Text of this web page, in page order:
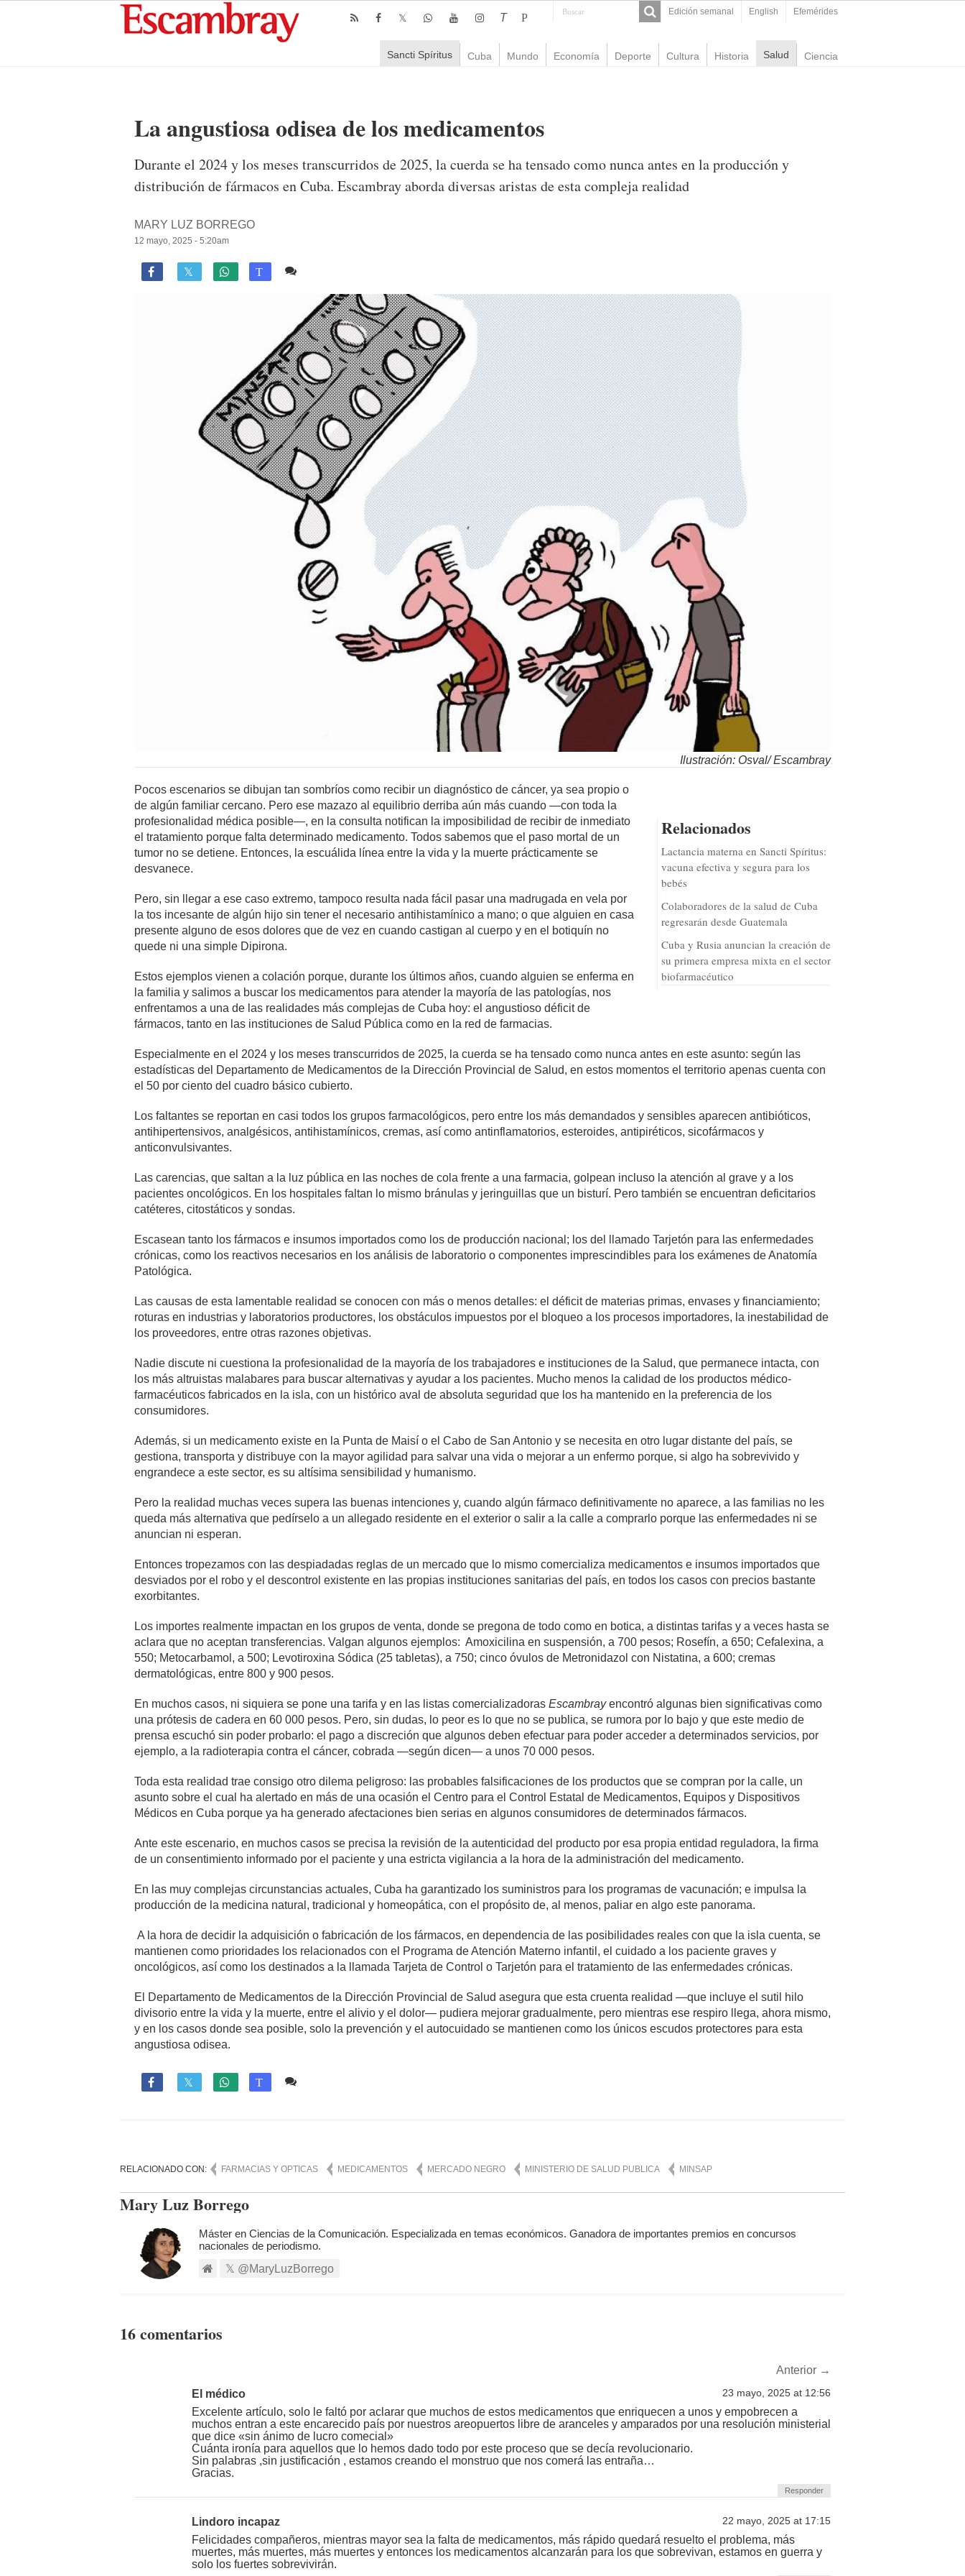
Edición semanal English Efemérides
T P
Sancti Spíritus Cuba Mundo Economía Deporte Cultura Historia Salud Ciencia
La angustiosa odisea de los medicamentos
Durante el 2024 y los meses transcurridos de 2025, la cuerda se ha tensado como nunca antes en la producción y
distribución de fármacos en Cuba. Escambray aborda diversas aristas de esta compleja realidad
MARY LUZ BORREGO
12 mayo, 2025 - 5:20am
 T
Ilustración: Osval/ Escambray
Relacionados
Lactancia materna en Sancti Spíritus:
vacuna efectiva y segura para los
bebés
Colaboradores de la salud de Cuba
regresarán desde Guatemala
Cuba y Rusia anuncian la creación de
su primera empresa mixta en el sector
biofarmacéutico
Pocos escenarios se dibujan tan sombríos como recibir un diagnóstico de cáncer, ya sea propio o
de algún familiar cercano. Pero ese mazazo al equilibrio derriba aún más cuando —con toda la
profesionalidad médica posible—, en la consulta notifican la imposibilidad de recibir de inmediato
el tratamiento porque falta determinado medicamento. Todos sabemos que el paso mortal de un
tumor no se detiene. Entonces, la escuálida línea entre la vida y la muerte prácticamente se
desvanece.
Pero, sin llegar a ese caso extremo, tampoco resulta nada fácil pasar una madrugada en vela por
la tos incesante de algún hijo sin tener el necesario antihistamínico a mano; o que alguien en casa
presente alguno de esos dolores que de vez en cuando castigan al cuerpo y en el botiquín no
quede ni una simple Dipirona.
Estos ejemplos vienen a colación porque, durante los últimos años, cuando alguien se enferma en
la familia y salimos a buscar los medicamentos para atender la mayoría de las patologías, nos
enfrentamos a una de las realidades más complejas de Cuba hoy: el angustioso déficit de
fármacos, tanto en las instituciones de Salud Pública como en la red de farmacias.
Especialmente en el 2024 y los meses transcurridos de 2025, la cuerda se ha tensado como nunca antes en este asunto: según las
estadísticas del Departamento de Medicamentos de la Dirección Provincial de Salud, en estos momentos el territorio apenas cuenta con
el 50 por ciento del cuadro básico cubierto.
Los faltantes se reportan en casi todos los grupos farmacológicos, pero entre los más demandados y sensibles aparecen antibióticos,
antihipertensivos, analgésicos, antihistamínicos, cremas, así como antinflamatorios, esteroides, antipiréticos, sicofármacos y
anticonvulsivantes.
Las carencias, que saltan a la luz pública en las noches de cola frente a una farmacia, golpean incluso la atención al grave y a los
pacientes oncológicos. En los hospitales faltan lo mismo bránulas y jeringuillas que un bisturí. Pero también se encuentran deficitarios
catéteres, citostáticos y sondas.
Escasean tanto los fármacos e insumos importados como los de producción nacional; los del llamado Tarjetón para las enfermedades
crónicas, como los reactivos necesarios en los análisis de laboratorio o componentes imprescindibles para los exámenes de Anatomía
Patológica.
Las causas de esta lamentable realidad se conocen con más o menos detalles: el déficit de materias primas, envases y financiamiento;
roturas en industrias y laboratorios productores, los obstáculos impuestos por el bloqueo a los procesos importadores, la inestabilidad de
los proveedores, entre otras razones objetivas.
Nadie discute ni cuestiona la profesionalidad de la mayoría de los trabajadores e instituciones de la Salud, que permanece intacta, con
los más altruistas malabares para buscar alternativas y ayudar a los pacientes. Mucho menos la calidad de los productos médico-
farmacéuticos fabricados en la isla, con un histórico aval de absoluta seguridad que los ha mantenido en la preferencia de los
consumidores.
Además, si un medicamento existe en la Punta de Maisí o el Cabo de San Antonio y se necesita en otro lugar distante del país, se
gestiona, transporta y distribuye con la mayor agilidad para salvar una vida o mejorar a un enfermo porque, si algo ha sobrevivido y
engrandece a este sector, es su altísima sensibilidad y humanismo.
Pero la realidad muchas veces supera las buenas intenciones y, cuando algún fármaco definitivamente no aparece, a las familias no les
queda más alternativa que pedírselo a un allegado residente en el exterior o salir a la calle a comprarlo porque las enfermedades ni se
anuncian ni esperan.
Entonces tropezamos con las despiadadas reglas de un mercado que lo mismo comercializa medicamentos e insumos importados que
desviados por el robo y el descontrol existente en las propias instituciones sanitarias del país, en todos los casos con precios bastante
exorbitantes.
Los importes realmente impactan en los grupos de venta, donde se pregona de todo como en botica, a distintas tarifas y a veces hasta se
aclara que no aceptan transferencias. Valgan algunos ejemplos: Amoxicilina en suspensión, a 700 pesos; Rosefín, a 650; Cefalexina, a
550; Metocarbamol, a 500; Levotiroxina Sódica (25 tabletas), a 750; cinco óvulos de Metronidazol con Nistatina, a 600; cremas
dermatológicas, entre 800 y 900 pesos.
En muchos casos, ni siquiera se pone una tarifa y en las listas comercializadoras Escambrayencontró algunas bien significativas como
una prótesis de cadera en 60 000 pesos. Pero, sin dudas, lo peor es lo que no se publica, se rumora por lo bajo y que este medio de
prensa escuchó sin poder probarlo: el pago a discreción que algunos deben efectuar para poder acceder a determinados servicios, por
ejemplo, a la radioterapia contra el cáncer, cobrada —según dicen— a unos 70 000 pesos.
Toda esta realidad trae consigo otro dilema peligroso: las probables falsificaciones de los productos que se compran por la calle, un
asunto sobre el cual ha alertado en más de una ocasión el Centro para el Control Estatal de Medicamentos, Equipos y Dispositivos
Médicos en Cuba porque ya ha generado afectaciones bien serias en algunos consumidores de determinados fármacos.
Ante este escenario, en muchos casos se precisa la revisión de la autenticidad del producto por esa propia entidad reguladora, la firma
de un consentimiento informado por el paciente y una estricta vigilancia a la hora de la administración del medicamento.
En las muy complejas circunstancias actuales, Cuba ha garantizado los suministros para los programas de vacunación; e impulsa la
producción de la medicina natural, tradicional y homeopática, con el propósito de, al menos, paliar en algo este panorama.
A la hora de decidir la adquisición o fabricación de los fármacos, en dependencia de las posibilidades reales con que la isla cuenta, se
mantienen como prioridades los relacionados con el Programa de Atención Materno infantil, el cuidado a los paciente graves y
oncológicos, así como los destinados a la llamada Tarjeta de Control o Tarjetón para el tratamiento de las enfermedades crónicas.
El Departamento de Medicamentos de la Dirección Provincial de Salud asegura que esta cruenta realidad —que incluye el sutil hilo
divisorio entre la vida y la muerte, entre el alivio y el dolor— pudiera mejorar gradualmente, pero mientras ese respiro llega, ahora mismo,
y en los casos donde sea posible, solo la prevención y el autocuidado se mantienen como los únicos escudos protectores para esta
angustiosa odisea.
 T
RELACIONADO CON: FARMACIAS Y OPTICAS MEDICAMENTOS MERCADO NEGRO MINISTERIO DE SALUD PUBLICA MINSAP
Mary Luz Borrego
Máster en Ciencias de la Comunicación. Especializada en temas económicos. Ganadora de importantes premios en concursos
nacionales de periodismo.
@MaryLuzBorrego
16 comentarios
Anterior →
El médico
23 mayo, 2025 at 12:56
Excelente artículo, solo le faltó por aclarar que muchos de estos medicamentos que enriquecen a unos y empobrecen a
muchos entran a este encarecido país por nuestros areopuertos libre de aranceles y amparados por una resolución ministerial
que dice «sin ánimo de lucro comecial»
Cuánta ironía para aquellos que lo hemos dado todo por este proceso que se decía revolucionario.
Sin palabras ,sin justificación , estamos creando el monstruo que nos comerá las entraña…
Gracias.
Responder
Lindoro incapaz 22 mayo, 2025 at 17:15
Felicidades compañeros, mientras mayor sea la falta de medicamentos, más rápido quedará resuelto el problema, más
muertes, más muertes, más muertes y entonces los medicamentos alcanzarán para los que sobrevivan, estamos en guerra y
solo los fuertes sobrevivirán.